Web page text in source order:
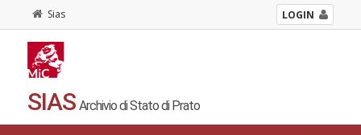
Sias LOGIN
SIAS Archivio di Stato di Prato